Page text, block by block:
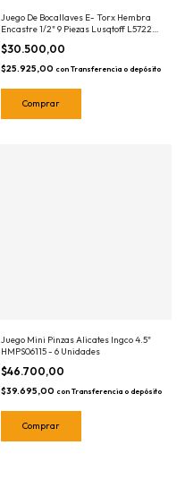
Juego De Bocallaves E- Torx Hembra
Encastre 1/2" 9 Piezas Lusqtoff L5722
Tubos Maletin
$30.500,00
$25.925,00 con Transferencia o depósito
Juego Mini Pinzas Alicates Ingco 4.5"
HMPS06115 - 6 Unidades
$46.700,00
$39.695,00 con Transferencia o depósito